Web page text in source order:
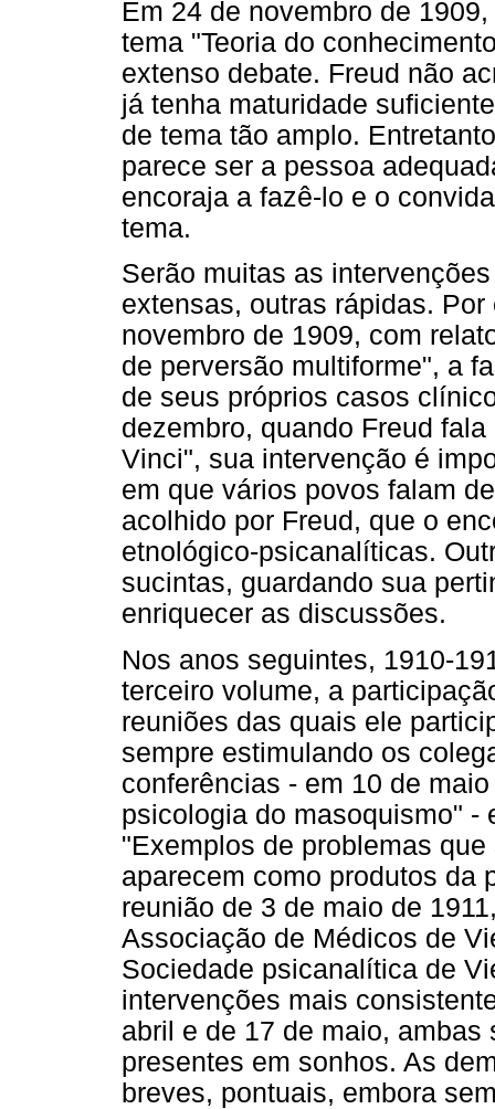
Em 24 de novembro de
tema "Teoria do
extenso debate. Freud não
já tenha maturidade
de tema tão amplo.
parece ser a pessoa
encoraja a fazê-lo e o
tema.
Serão muitas as
extensas, outras rápidas.
novembro de 1909, com
de perversão multiforme", a
de seus próprios casos
dezembro, quando Freud
Vinci", sua intervenção é
em que vários povos falam
acolhido por Freud, que o
etnológico-psicanalíticas.
sucintas, guardando sua
enriquecer as discussões.
Nos anos seguintes, 1910-
terceiro volume, a
reuniões das quais ele
sempre estimulando os
conferências - em 10 de
psicologia do masoquismo" -
"Exemplos de problemas
aparecem como produtos da
reunião de 3 de maio de
Associação de Médicos de
Sociedade psicanalítica de
intervenções mais
abril e de 17 de maio,
presentes em sonhos. As
breves, pontuais, embora